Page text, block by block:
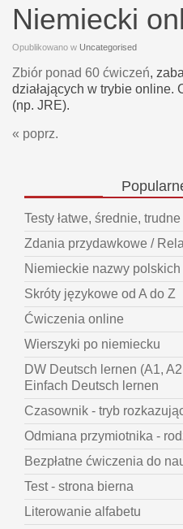
Niemiecki
Opublikowano w Uncategorised
Zbiór ponad 60 ćwiczeń,
działających w trybie online.
(np. JRE).
« poprz.
Testy łatwe, średnie, trudne
Zdania przydawkowe /
Niemieckie nazwy
Skróty językowe od A do Z
Ćwiczenia online
Wierszyki po niemiecku
DW Deutsch lernen (A1,
Einfach Deutsch lernen
Czasownik - tryb
Odmiana przymiotnika -
Bezpłatne ćwiczenia do
Test - strona bierna
Literowanie alfabetu